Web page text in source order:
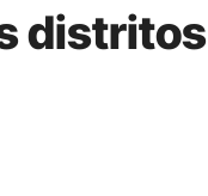
distritos